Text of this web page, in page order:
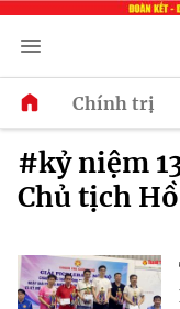
Chính trị
#kỷ niệm
Chủ tịch